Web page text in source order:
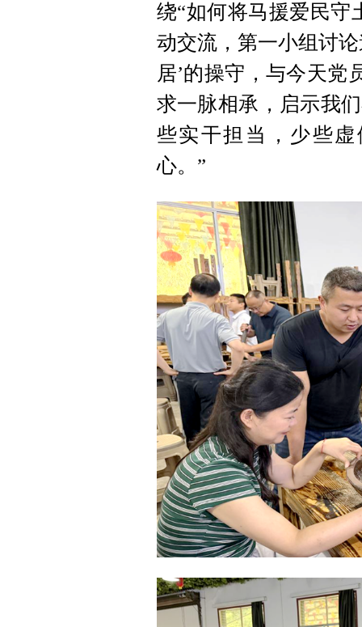
绕“如何将马援爱民守
动交流，第一小组讨
居’的操守，与今天党
求一脉相承，启示我
些实干担当，少些
心。”